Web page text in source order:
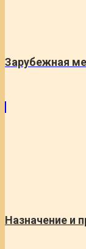
Зарубежная
Назначение и